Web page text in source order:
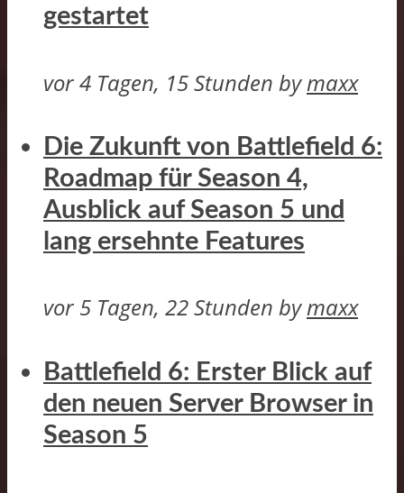
gestartet
vor 4 Tagen, 15 Stunden bymaxx
Die Zukunft von Battlefield 6:
Roadmap für Season 4,
Ausblick auf Season 5 und
lang ersehnte Features
vor 5 Tagen, 22 Stunden bymaxx
Battlefield 6: Erster Blick auf
den neuen Server Browser in
Season 5